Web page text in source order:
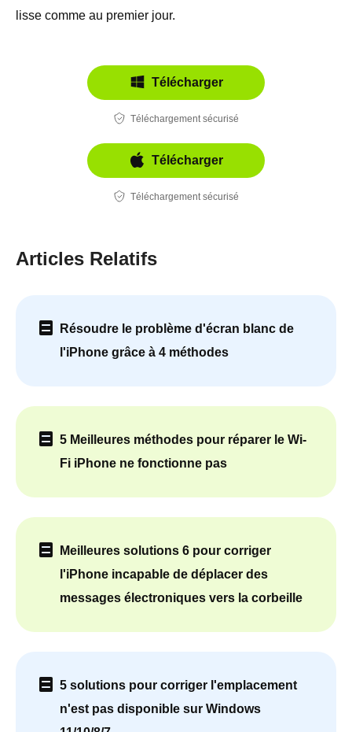
lisse comme au premier jour.
Télécharger
Téléchargement sécurisé
Télécharger
Téléchargement sécurisé
Articles Relatifs
Résoudre le problème d'écran blanc de
l'iPhone grâce à 4 méthodes
5 Meilleures méthodes pour réparer le Wi-
Fi iPhone ne fonctionne pas
Meilleures solutions 6 pour corriger
l'iPhone incapable de déplacer des
messages électroniques vers la corbeille
5 solutions pour corriger l'emplacement
n'est pas disponible sur Windows